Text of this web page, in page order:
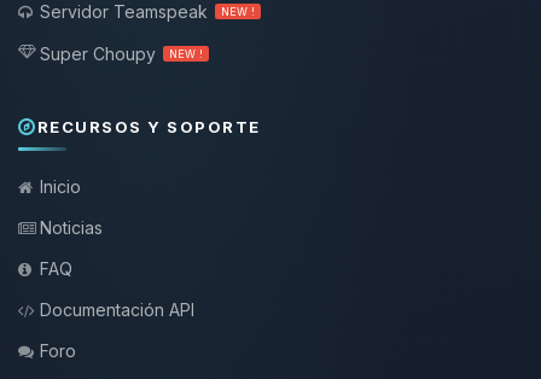
Servidor Teamspeak
NEW !
Super Choupy NEW !
RECURSOS Y SOPORTE
Inicio
Noticias
FAQ
Documentación API
Foro